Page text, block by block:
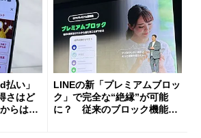
払い」
さはど
らは
LINEの新「プレミアムブロッ
ク」で完全な“絶縁”が可能
に？ 従来のブロック機能と